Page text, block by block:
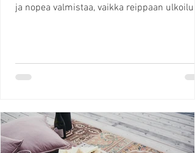
ja nopea valmistaa, vaikka reippaan ulkoilun
sen aina kun haluamme nopeasti jotakin
täyttävää ja herkullista. Carbonarasta löytyy
sipulia, viiniä, jopa kermaa! Non è possibile!!
Enää sinun ei tarvitse arvuutella, sillä löysit